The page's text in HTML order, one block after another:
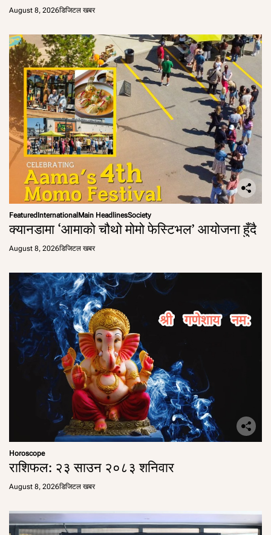
August 8, 2026डिजिटल खबर
FeaturedInternationalMain HeadlinesSociety
क्यानडामा ‘आमाको चौथो मोमो फेस्टिभल’ आयोजना हुँदै
August 8, 2026डिजिटल खबर
Horoscope
राशिफल: २३ साउन २०८३ शनिवार
August 8, 2026डिजिटल खबर